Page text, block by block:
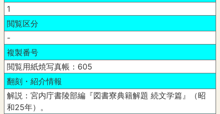
1
閲覧区分
-
複製番号
閲覧用紙焼写真帳：605
翻刻・紹介情報
解説：宮内庁書陵部編『図書寮典籍解題 続文学篇』（昭
和25年）。